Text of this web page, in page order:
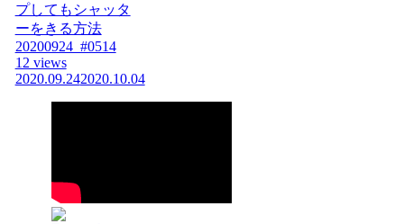
プしてもシャッタ
ーをきる方法
20200924_#0514
12 views
2020.09.242020.10.04